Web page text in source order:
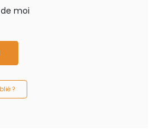
moi
?